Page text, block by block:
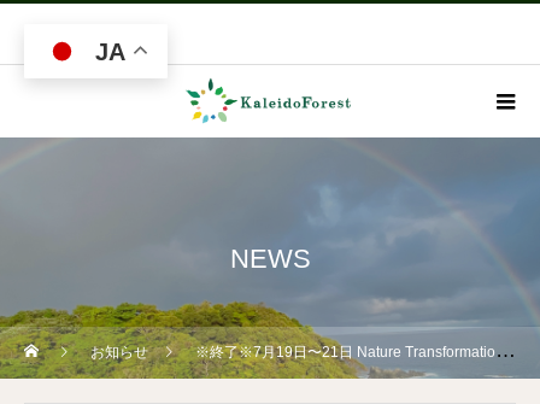
NEWS
お知らせ ※終了※7月19日〜21日 Nature Transformationリトリート~屋久島の森で五感＆超感覚を開き自分の本質とつながる~
JA